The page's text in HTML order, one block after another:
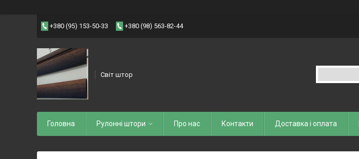
+380 (95) 153-50-33 +380 (98) 563-82-44
Світ штор
Головна Рулоннi штори Про нас Контакти Доставка і оплата